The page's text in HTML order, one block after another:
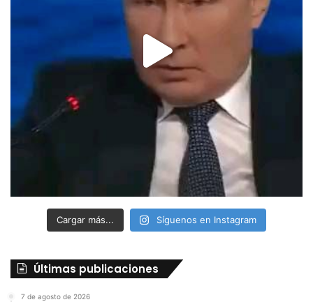
Cargar más... Síguenos en Instagram
Últimas publicaciones
7 de agosto de 2026